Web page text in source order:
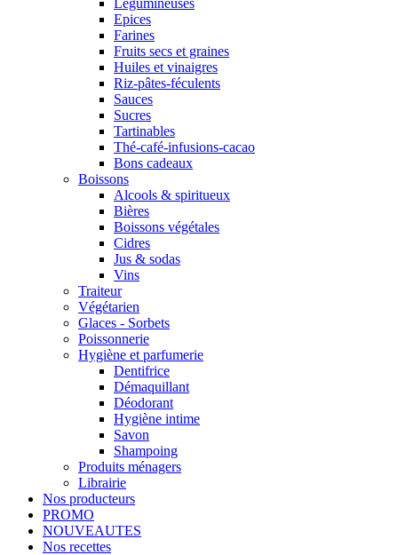
Légumineuses
Epices
Farines
Fruits secs et graines
Huiles et vinaigres
Riz-pâtes-féculents
Sauces
Sucres
Tartinables
Thé-café-infusions-cacao
Bons cadeaux
Boissons
Alcools & spiritueux
Bières
Boissons végétales
Cidres
Jus & sodas
Vins
Traiteur
Végétarien
Glaces - Sorbets
Poissonnerie
Hygiène et parfumerie
Dentifrice
Démaquillant
Déodorant
Hygiène intime
Savon
Shampoing
Produits ménagers
Librairie
Nos producteurs
PROMO
NOUVEAUTES
Nos recettes